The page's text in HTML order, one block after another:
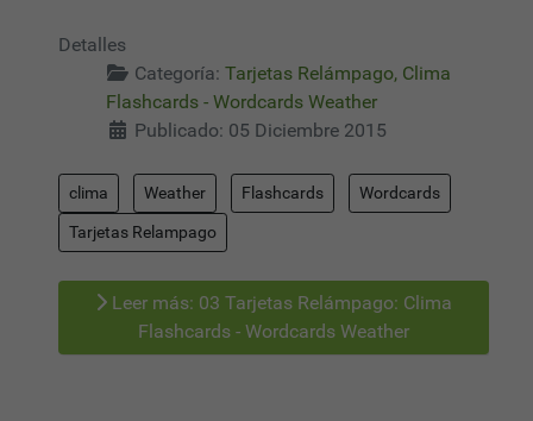
Detalles
Categoría: Tarjetas Relámpago, Clima
Flashcards - Wordcards Weather
Publicado: 05 Diciembre 2015
clima Weather Flashcards Wordcards
Tarjetas Relampago
Leer más: 03 Tarjetas Relámpago: Clima
Flashcards - Wordcards Weather